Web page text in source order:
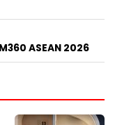
ASEAN 2026